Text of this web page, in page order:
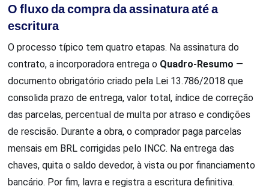
O fluxo da compra da assinatura até a
escritura
O processo típico tem quatro etapas. Na assinatura do
contrato, a incorporadora entrega o Quadro-Resumo —
documento obrigatório criado pela Lei 13.786/2018 que
consolida prazo de entrega, valor total, índice de correção
das parcelas, percentual de multa por atraso e condições
de rescisão. Durante a obra, o comprador paga parcelas
mensais em BRL corrigidas pelo INCC. Na entrega das
chaves, quita o saldo devedor, à vista ou por financiamento
bancário. Por fim, lavra e registra a escritura definitiva.